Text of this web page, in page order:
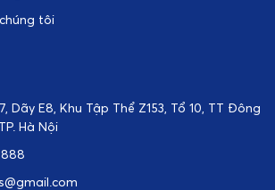
tôi
Dãy E8, Khu Tập Thể Z153, Tổ 10, TT Đông
Hà Nội